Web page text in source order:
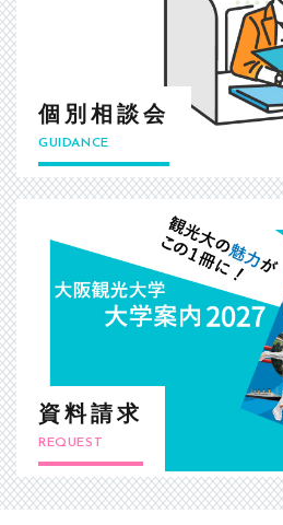
個別相談会
GUIDANCE
資料請求
REQUEST